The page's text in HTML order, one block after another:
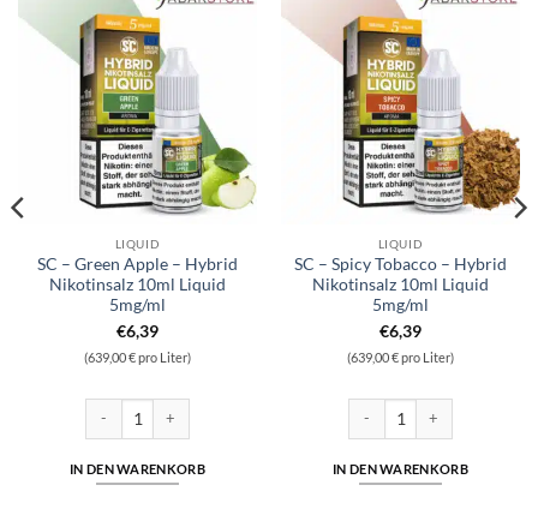
LIQUID
SC – Green Apple – Hybrid
Nikotinsalz 10ml Liquid
5mg/ml
€6,39
(639,00 € pro Liter)
IN DEN WARENKORB
LIQUID
SC – Spicy Tobacco – Hybrid
Nikotinsalz 10ml Liquid
5mg/ml
€6,39
(639,00 € pro Liter)
IN DEN WARENKORB